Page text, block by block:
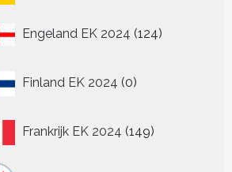
Engeland EK 2024 124124
Finland EK 2024 0
producten
Frankrijk EK 2024 149149